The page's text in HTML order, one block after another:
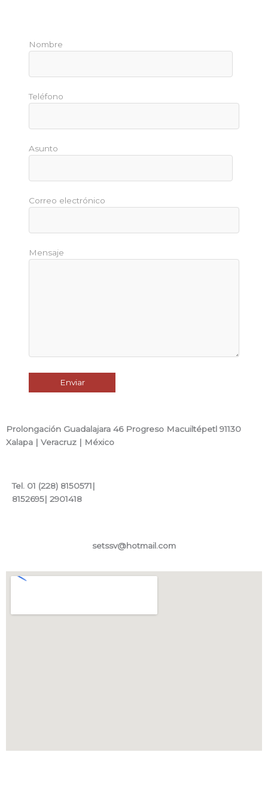
Nombre
Teléfono
Asunto
Correo electrónico
Mensaje
Prolongación Guadalajara 46 Progreso Macuiltépetl 91130
Xalapa | Veracruz | México
Tel. 01 (228) 8150571|
8152695| 2901418
setssv@hotmail.com